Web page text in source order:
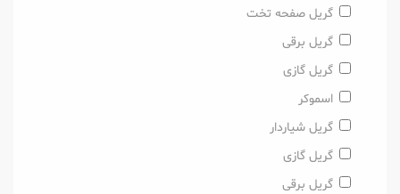
گریل صفحه تخت
گریل برقی
گریل گازی
اسموکر
گریل شیاردار
گریل گازی
گریل برقی